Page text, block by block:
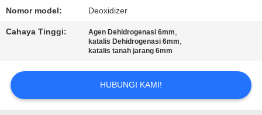
SITEMAP
Nomor model: Deoxidizer
Cahaya Tinggi: Agen Dehidrogenasi 6mm,
katalis Dehidrogenasi 6mm,
katalis tanah jarang 6mm
HUBUNGI KAMI!